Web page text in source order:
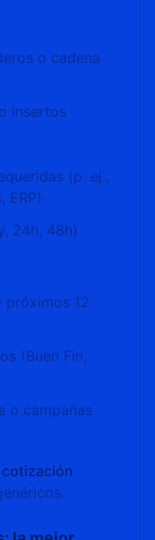
o cadena
insertos
(p. ej.,
ERP)
24h, 48h)
próximos 12
(Buen Fin,
o campañas
cotización